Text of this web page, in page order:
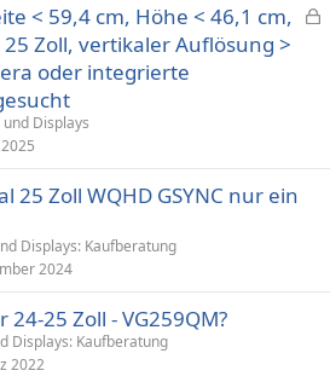
r
< 59,4 cm, Höhe < 46,1 cm,
Zoll, vertikaler Auflösung >
oder integrierte
Displays
25 Zoll WQHD GSYNC nur ein
Displays: Kaufberatung
2024
25 Zoll - VG259QM?
Displays: Kaufberatung
2022